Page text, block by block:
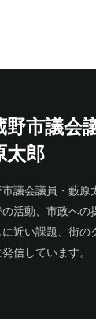
野市議会
太郎
議会議員・藪原
活動、市政への
近い課題、街の
信しています。